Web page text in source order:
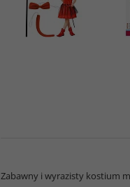
Zabawny i wyrazisty kostium